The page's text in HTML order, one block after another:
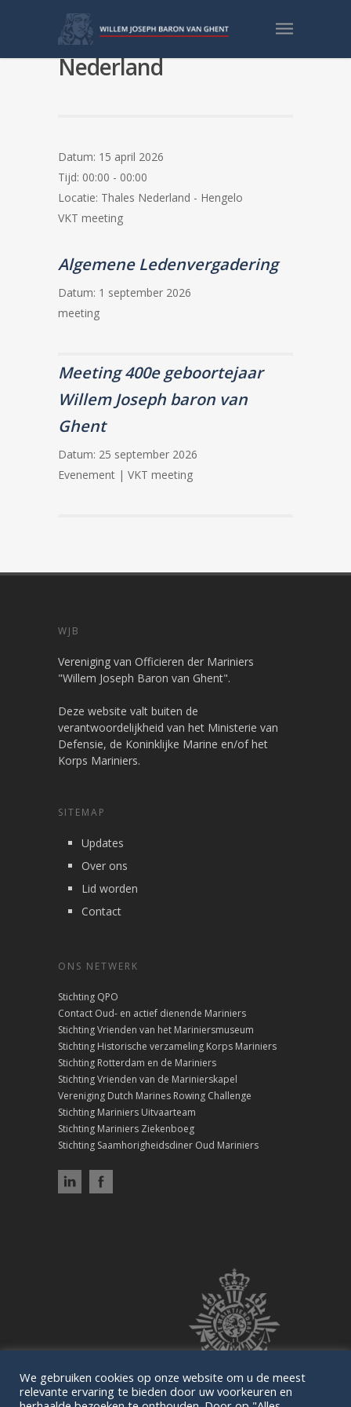
VKT meeting Thales
Nederland
Datum: 15 april 2026
Tijd: 00:00 - 00:00
Locatie: Thales Nederland - Hengelo
VKT meeting
Algemene Ledenvergadering
Datum: 1 september 2026
meeting
Meeting 400e geboortejaar
Willem Joseph baron van
Ghent
Datum: 25 september 2026
Evenement | VKT meeting
WJB
Vereniging van Officieren der Mariniers
"Willem Joseph Baron van Ghent".
Deze website valt buiten de
verantwoordelijkheid van het Ministerie van
Defensie, de Koninklijke Marine en/of het
Korps Mariniers.
SITEMAP
Updates
Over ons
Lid worden
Contact
ONS NETWERK
Stichting QPO
Contact Oud- en actief dienende Mariniers
Stichting Vrienden van het Mariniersmuseum
Stichting Historische verzameling Korps Mariniers
Stichting Rotterdam en de Mariniers
Stichting Vrienden van de Marinierskapel
Vereniging Dutch Marines Rowing Challenge
Stichting Mariniers Uitvaarteam
Stichting Mariniers Ziekenboeg
Stichting Saamhorigheidsdiner Oud Mariniers
We gebruiken cookies op onze website om u de meest
relevante ervaring te bieden door uw voorkeuren en